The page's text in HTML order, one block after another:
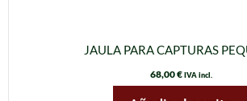
JAULA PARA CAPTURAS
68,00€ IVA incl.